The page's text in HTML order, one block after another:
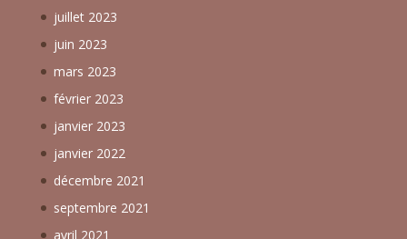
juillet 2023
juin 2023
mars 2023
février 2023
janvier 2023
janvier 2022
décembre 2021
septembre 2021
avril 2021